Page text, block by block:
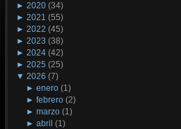
► 2020 (34)
► 2021 (55)
► 2022 (45)
► 2023 (38)
► 2024 (42)
► 2025 (25)
▼ 2026 (7)
►enero (1)
►febrero (2)
►marzo (1)
►abril (1)